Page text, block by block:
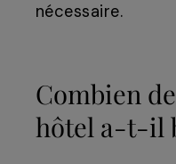
nécessaire.
Combien
hôtel a-t-il